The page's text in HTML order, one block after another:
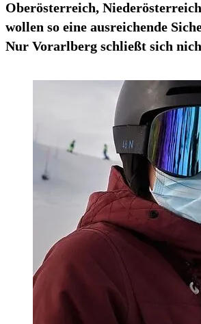
Oberösterreich,
wollen so eine ausreichende
Nur Vorarlberg schließt sich